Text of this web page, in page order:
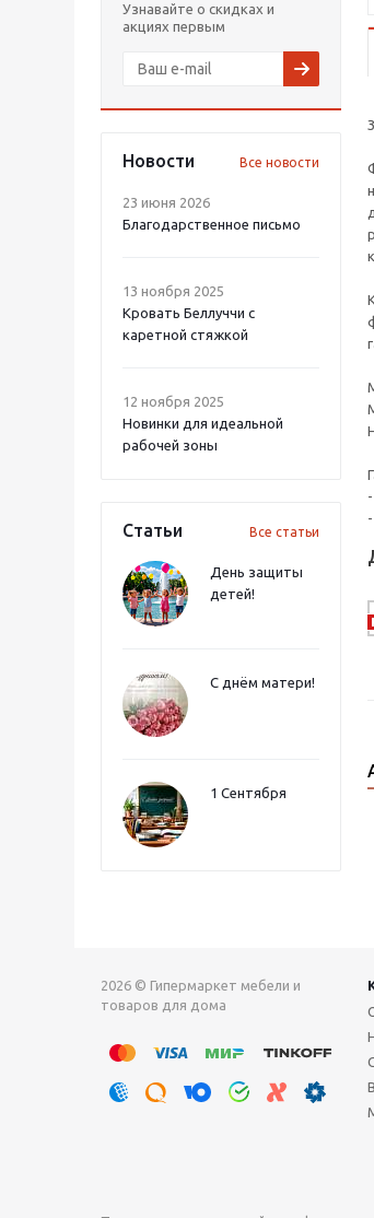
Узнавайте о скидках и
акциях первым
Новости Все новости
23 июня 2026
Благодарственное письмо
13 ноября 2025
Кровать Беллуччи с
каретной стяжкой
12 ноября 2025
Новинки для идеальной
рабочей зоны
Статьи Все статьи
День защиты
детей!
С днём матери!
1 Сентября
2026 © Гипермаркет мебели и
товаров для дома